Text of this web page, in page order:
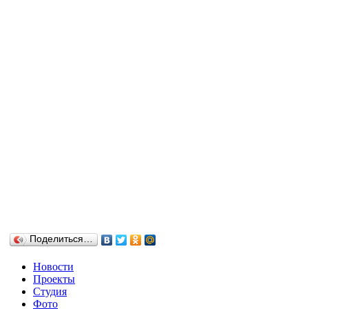
Поделиться…
Новости
Проекты
Студия
Фото